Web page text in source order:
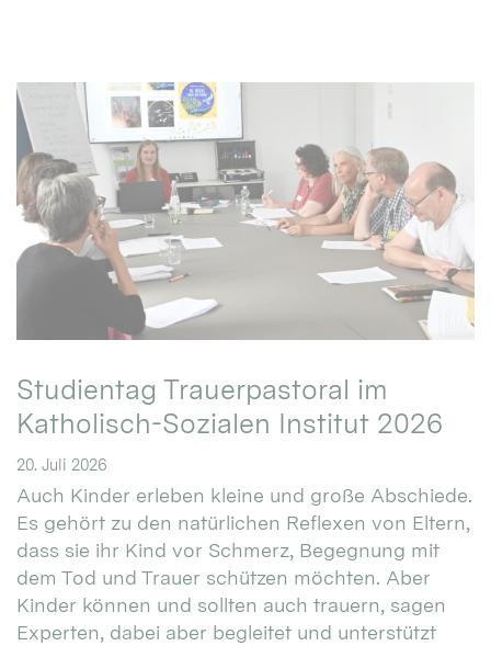
Studientag Trauerpastoral im
Katholisch-Sozialen Institut 2026
20. Juli 2026
Auch Kinder erleben kleine und große Abschiede.
Es gehört zu den natürlichen Reflexen von Eltern,
dass sie ihr Kind vor Schmerz, Begegnung mit
dem Tod und Trauer schützen möchten. Aber
Kinder können und sollten auch trauern, sagen
Experten, dabei aber begleitet und unterstützt